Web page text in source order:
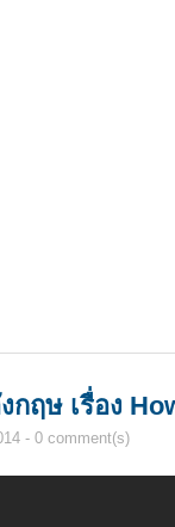
กฤษ เรื่อง
- 0 comment(s)